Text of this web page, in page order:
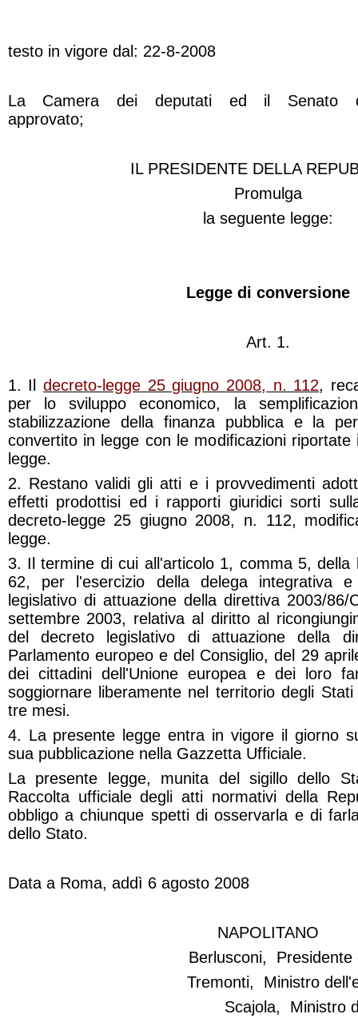
testo in vigore dal: 22-8-2008
La Camera dei deputati ed il Senato
approvato;
IL PRESIDENTE DELLA
Promulga
la seguente legge:
Legge di conversione
Art. 1.
1. Il decreto-legge 25 giugno 2008, n. 112,
per lo sviluppo economico, la
stabilizzazione della finanza pubblica e la
convertito in legge con le modificazioni
legge.
2. Restano validi gli atti e i provvedimenti
effetti prodottisi ed i rapporti giuridici sorti
decreto-legge 25 giugno 2008, n. 112,
legge.
3. Il termine di cui all'articolo 1, comma 5, della
62, per l'esercizio della delega integrativa
legislativo di attuazione della direttiva 2003/
settembre 2003, relativa al diritto al
del decreto legislativo di attuazione della
Parlamento europeo e del Consiglio, del 29
dei cittadini dell'Unione europea e dei loro
soggiornare liberamente nel territorio degli
tre mesi.
4. La presente legge entra in vigore il giorno
sua pubblicazione nella Gazzetta Ufficiale.
La presente legge, munita del sigillo dello
Raccolta ufficiale degli atti normativi della
obbligo a chiunque spetti di osservarla e di
dello Stato.
Data a Roma, addì 6 agosto 2008
NAPOLITANO
Berlusconi,
Presidente
Tremonti,
Ministro
Scajola,
Ministro